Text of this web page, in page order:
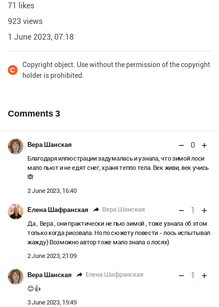
71 likes
923 views
1 June 2023, 07:18
Copyright object. Use without the permission of the copyright
holder is prohibited.
Comments3
Вера Шанская 0
Благодаря иллюстрации задумалась и узнала, что зимой лоси
мало пьют и не едят снег, храня тепло тела. Век живи, век учись
🙈
2 June 2023, 16:40
Елена Шафранская Вера Шанская 1
Да , Вера , они практически не пью зимой , тоже узнала об этом
только когда рисовала. Но по сюжету повести - лось испытывал
жажду) Возможно автор тоже мало знала о лосях)
2 June 2023, 21:09
Вера Шанская Елена Шафранская 1
😊👍
3 June 2023, 19:49